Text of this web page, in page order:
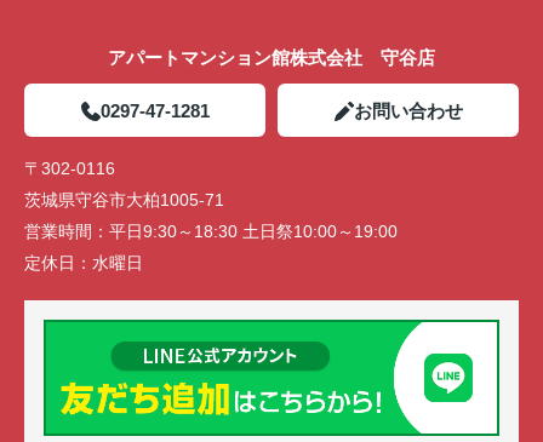
アパートマンション館株式会社 守谷店
0297-47-1281 お問い合わせ
〒302-0116
茨城県守谷市大柏1005-71
営業時間： 平日9:30～18:30 土日祭10:00～19:00
定休日： 水曜日